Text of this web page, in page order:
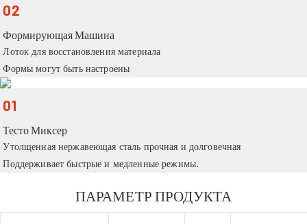
01
Тесто Миксер
Утолщенная нержавеющая сталь прочная и долговечная
Поддерживает быстрые и медленные режимы.
02
Формирующая Машина
Лоток для восстановления материала
Формы могут быть настроены
ПАРАМЕТР ПРОДУКТА